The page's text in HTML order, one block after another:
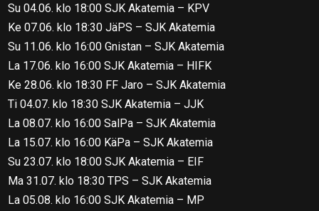
Su 04.06. klo 18:00 SJK Akatemia – KPV
Ke 07.06. klo 18:30 JäPS – SJK Akatemia
Su 11.06. klo 16:00 Gnistan – SJK Akatemia
La 17.06. klo 16:00 SJK Akatemia – HIFK
Ke 28.06. klo 18:30 FF Jaro – SJK Akatemia
Ti 04.07. klo 18:30 SJK Akatemia – JJK
La 08.07. klo 16:00 SalPa – SJK Akatemia
La 15.07. klo 16:00 KäPa – SJK Akatemia
Su 23.07. klo 18:00 SJK Akatemia – EIF
Ma 31.07. klo 18:30 TPS – SJK Akatemia
La 05.08. klo 16:00 SJK Akatemia – MP